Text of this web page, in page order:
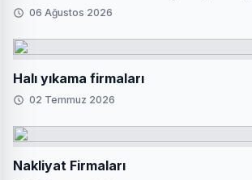
06 Ağustos 2026
Halı yıkama firmaları
02 Temmuz 2026
Nakliyat Firmaları